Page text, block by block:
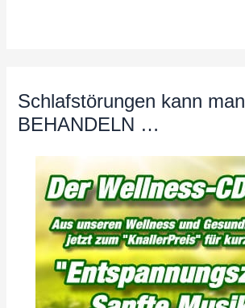
Schlafstörungen kann man
BEHANDELN …